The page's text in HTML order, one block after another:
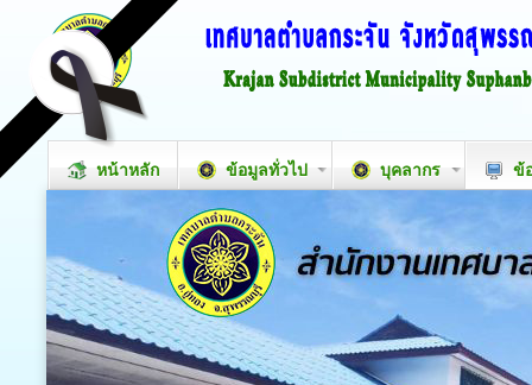
หน้าหลัก ข้อมูลทั่วไป บุคลากร ข้